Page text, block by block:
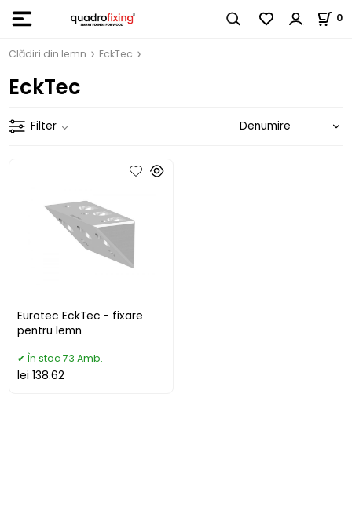
0
Clădiri din lemn EckTec
EckTec
Filter
Eurotec EckTec - fixare
pentru lemn
În stoc 73 Amb.
lei 138.62